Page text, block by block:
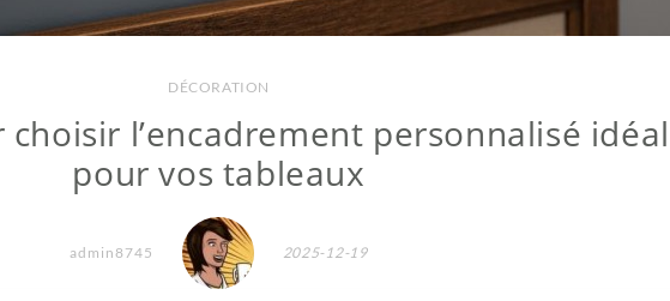
DÉCORATION
l’encadrement personnalisé idéal
pour vos tableaux
admin8745 2025-12-19